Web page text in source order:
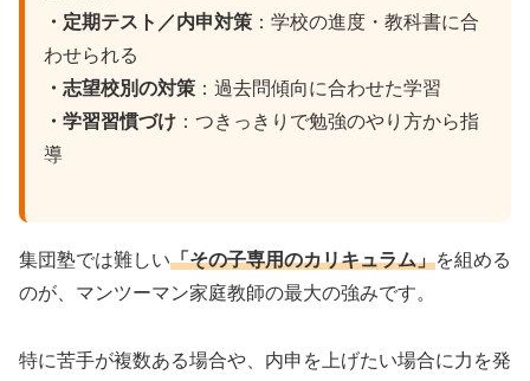
・定期テスト／内申対策 ：学校の進度・教科書に合
わせられる
・志望校別の対策 ：過去問傾向に合わせた学習
・学習習慣づけ ：つきっきりで勉強のやり方から指
導
集団塾では難しい「その子専用のカリキュラム」を組める
のが、マンツーマン家庭教師の最大の強みです。
特に苦手が複数ある場合や、内申を上げたい場合に力を発